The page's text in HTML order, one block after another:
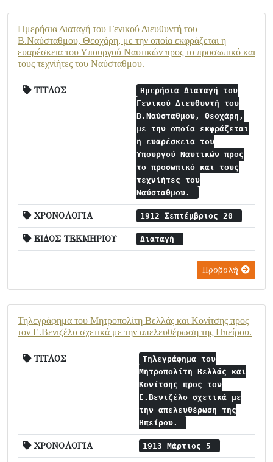
Ημερήσια Διαταγή του Γενικού Διευθυντή του
Β.Ναύσταθμου, Θεοχάρη, με την οποία εκφράζεται η
ευαρέσκεια του Υπουργού Ναυτικών προς το προσωπικό και
τους τεχνίήτες του Ναύσταθμου.
ΤΙΤΛΟΣ
Ημερήσια Διαταγή του
Γενικού Διευθυντή του
Β.Ναύσταθμου, Θεοχάρη,
με την οποία εκφράζεται
η ευαρέσκεια του
Υπουργού Ναυτικών προς
το προσωπικό και τους
τεχνίήτες του
Ναύσταθμου.
ΧΡΟΝΟΛΟΓΙΑ 1912 Σεπτέμβριος 20
ΕΙΔΟΣ ΤΕΚΜΗΡΙΟΥ Διαταγή
Προβολή
Τηλεγράφημα του Μητροπολίτη Βελλάς και Κονίτσης προς
τον Ε.Βενιζέλο σχετικά με την απελευθέρωση της Ηπείρου.
ΤΙΤΛΟΣ
Τηλεγράφημα του
Μητροπολίτη Βελλάς και
Κονίτσης προς τον
Ε.Βενιζέλο σχετικά με
την απελευθέρωση της
Ηπείρου.
ΧΡΟΝΟΛΟΓΙΑ 1913 Μάρτιος 5